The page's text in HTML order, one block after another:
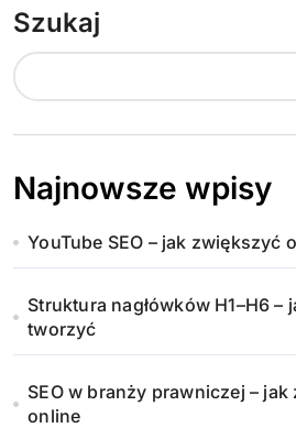
Szukaj
Najnowsze wpisy
YouTube SEO – jak zwiększyć
Struktura nagłówków H1–H6 –
tworzyć
SEO w branży prawniczej –
online